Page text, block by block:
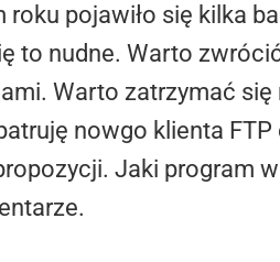
roku pojawiło się kilka
to nudne. Warto
Warto zatrzymać
nowgo klienta FTP
Jaki program